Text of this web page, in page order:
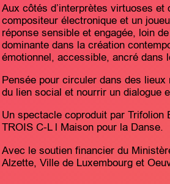
Aux côtés d’interprètes virtuoses et
compositeur électronique et un
réponse sensible et engagée, loin
dominante dans la création
émotionnel, accessible, ancré dans
Pensée pour circuler dans des
du lien social et nourrir un dialogue
Un spectacle coproduit par Trifolion
TROIS C-L l Maison pour la Danse.
Avec le soutien financier du
Alzette, Ville de Luxembourg et